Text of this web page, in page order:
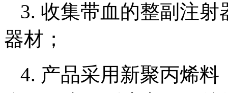
3. 收集带血的整副注
器材；
4. 产品采用新聚丙烯